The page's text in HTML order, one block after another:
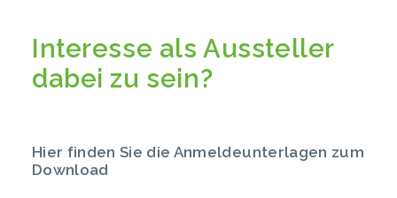
Interesse als Aussteller
dabei zu sein?
Hier finden Sie die Anmeldeunterlagen zum
Download